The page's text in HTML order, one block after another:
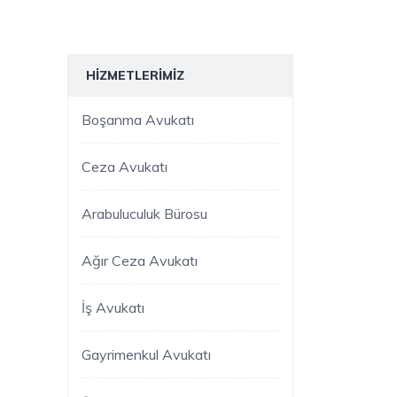
HIZMETLERIMIZ
Boşanma Avukatı
Ceza Avukatı
Arabuluculuk Bürosu
Ağır Ceza Avukatı
İş Avukatı
Gayrimenkul Avukatı